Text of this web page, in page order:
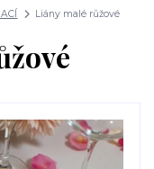
Liány malé růžové